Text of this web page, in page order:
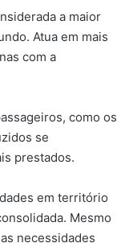
a maior
Atua em mais
com a
como os
se
prestados.
em território
Mesmo
necessidades